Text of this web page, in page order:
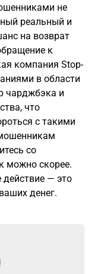
не
реальный и
на возврат
к
компания Stop-
в области
чарджбэка и
что
с такими
со
можно скорее.
— это
денег.